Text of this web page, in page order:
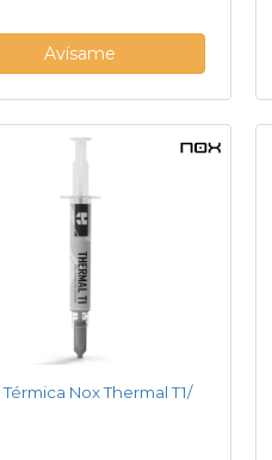
Avísame
Térmica Nox Thermal T1/